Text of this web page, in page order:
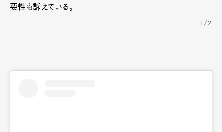
要性も訴えている。
1/2